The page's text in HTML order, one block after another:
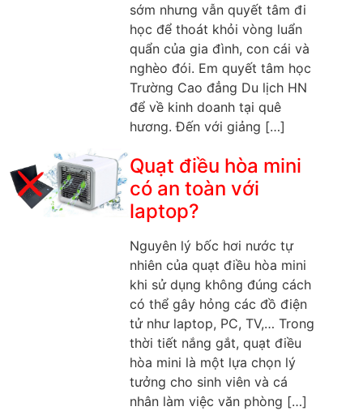
sớm nhưng vẫn quyết tâm đi
học để thoát khỏi vòng luẩn
quẩn của gia đình, con cái và
nghèo đói. Em quyết tâm học
Trường Cao đẳng Du lịch HN
để về kinh doanh tại quê
hương. Đến với giảng […]
Quạt điều hòa mini
có an toàn với
laptop?
Nguyên lý bốc hơi nước tự
nhiên của quạt điều hòa mini
khi sử dụng không đúng cách
có thể gây hỏng các đồ điện
tử như laptop, PC, TV,… Trong
thời tiết nắng gắt, quạt điều
hòa mini là một lựa chọn lý
tưởng cho sinh viên và cá
nhân làm việc văn phòng […]